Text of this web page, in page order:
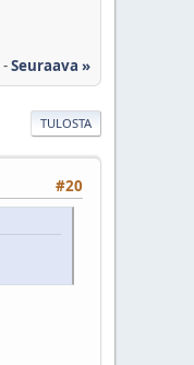
-Seuraava »
TULOSTA
#20